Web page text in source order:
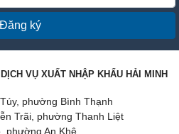
Đức Thắng, phường Hồng Bàng
Hàm Rồng
Thành Vinh
Tân An
Bình Thủy